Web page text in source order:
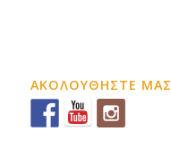
ΑΚΟΛΟΥΘΗΣΤΕ ΜΑΣ